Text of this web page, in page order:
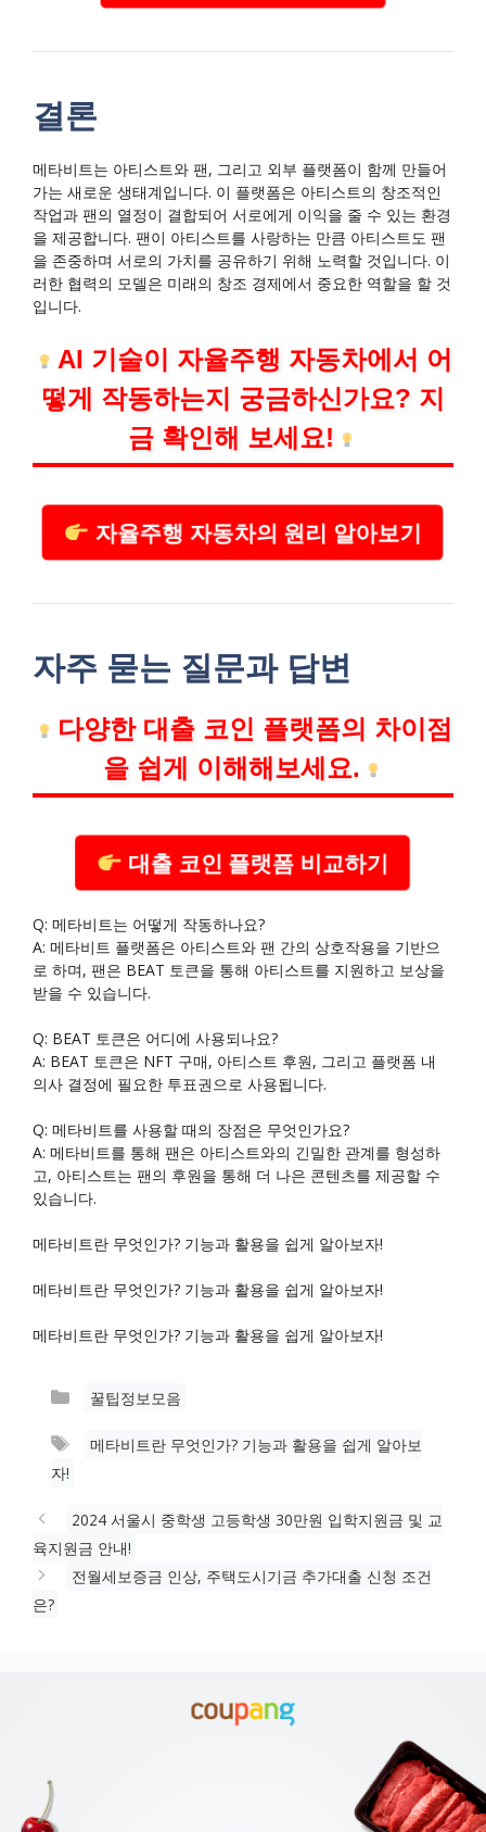
결론
메타비트는 아티스트와 팬, 그리고 외부 플랫폼이 함께 만들어
가는 새로운 생태계입니다. 이 플랫폼은 아티스트의 창조적인
작업과 팬의 열정이 결합되어 서로에게 이익을 줄 수 있는 환경
을 제공합니다. 팬이 아티스트를 사랑하는 만큼 아티스트도 팬
을 존중하며 서로의 가치를 공유하기 위해 노력할 것입니다. 이
러한 협력의 모델은 미래의 창조 경제에서 중요한 역할을 할 것
입니다.
AI 기술이 자율주행 자동차에서 어
떻게 작동하는지 궁금하신가요? 지
금 확인해 보세요!
자율주행 자동차의 원리 알아보기
자주 묻는 질문과 답변
다양한 대출 코인 플랫폼의 차이점
을 쉽게 이해해보세요.
대출 코인 플랫폼 비교하기
Q: 메타비트는 어떻게 작동하나요?
A: 메타비트 플랫폼은 아티스트와 팬 간의 상호작용을 기반으
로 하며, 팬은 BEAT 토큰을 통해 아티스트를 지원하고 보상을
받을 수 있습니다.
Q: BEAT 토큰은 어디에 사용되나요?
A: BEAT 토큰은 NFT 구매, 아티스트 후원, 그리고 플랫폼 내
의사 결정에 필요한 투표권으로 사용됩니다.
Q: 메타비트를 사용할 때의 장점은 무엇인가요?
A: 메타비트를 통해 팬은 아티스트와의 긴밀한 관계를 형성하
고, 아티스트는 팬의 후원을 통해 더 나은 콘텐츠를 제공할 수
있습니다.
메타비트란 무엇인가? 기능과 활용을 쉽게 알아보자!
메타비트란 무엇인가? 기능과 활용을 쉽게 알아보자!
메타비트란 무엇인가? 기능과 활용을 쉽게 알아보자!
카
고
꿀팁정보모음
태
메타비트란 무엇인가? 기능과 활용을 쉽게 알아보
자!
2024 서울시 중학생 고등학생 30만원 입학지원금 및 교
육지원금 안내!
전월세보증금 인상, 주택도시기금 추가대출 신청 조건
은?